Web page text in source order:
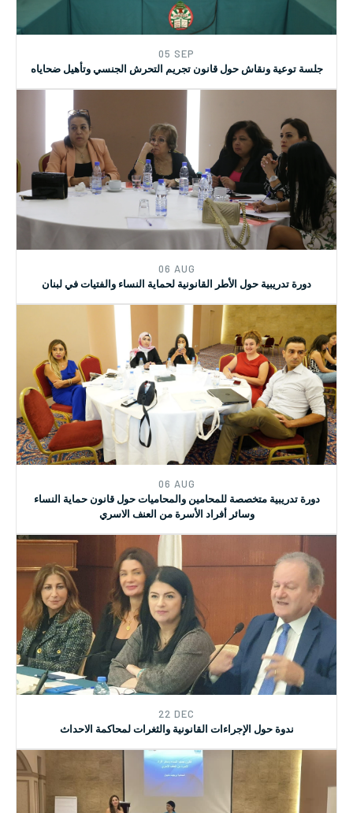
05 SEP
جلسة توعية ونقاش حول قانون تجريم التحرش الجنسي وتأهيل ضحاياه
06 AUG
دورة تدريبية حول الأطر القانونية لحماية النساء والفتيات في لبنان
06 AUG
دورة تدريبية متخصصة للمحامين والمحاميات حول قانون حماية النساء
وسائر أفراد الأسرة من العنف الاسري